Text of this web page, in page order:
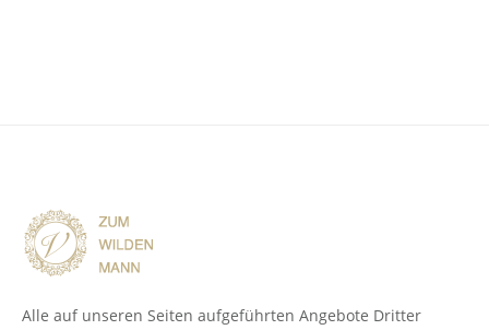
Alle auf unseren Seiten aufgeführten Angebote Dritter